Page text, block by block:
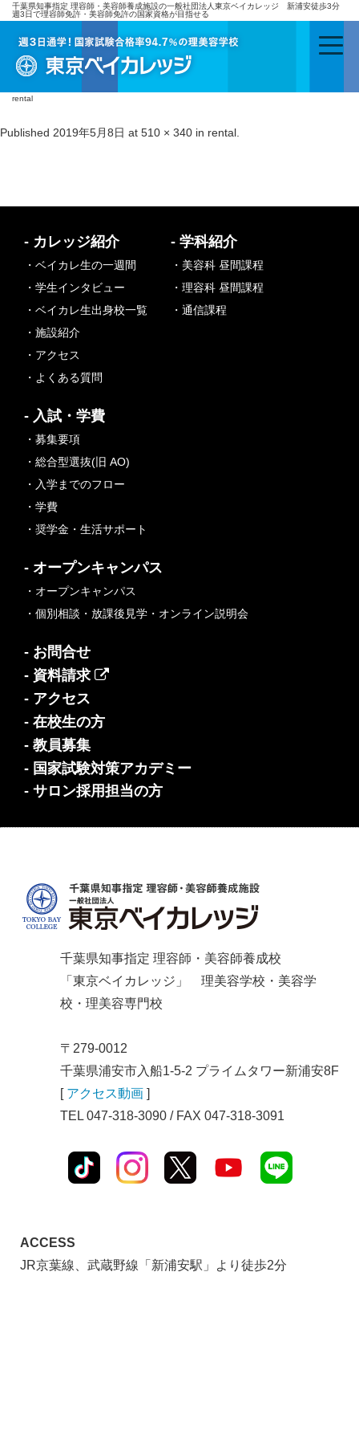
千葉県知事指定 理容師・美容師養成施設の一般社団法人東京ベイカレッジ 新浦安徒歩3分
週3日で理容師免許・美容師免許の国家資格が目指せる
rental
Published 2019年5月8日 at 510 × 340 in rental
- カレッジ紹介
・ベイカレ生の一週間
・学生インタビュー
・ベイカレ生出身校一覧
・施設紹介
・アクセス
・よくある質問
- 学科紹介
・美容科 昼間課程
・理容科 昼間課程
・通信課程
- 入試・学費
・募集要項
・総合型選抜(旧 AO)
・入学までのフロー
・学費
・奨学金・生活サポート
- オープンキャンパス
・オープンキャンパス
・個別相談・放課後見学・オンライン説明会
- お問合せ
- 資料請求
- アクセス
- 在校生の方
- 教員募集
- 国家試験対策アカデミー
- サロン採用担当の方
千葉県知事指定 理容師・美容師養成校
「東京ベイカレッジ」 理美容学校・美容学
校・理美容専門校
〒279-0012
千葉県浦安市入船1-5-2 プライムタワー新浦安8F
[ アクセス動画 ]
TEL 047-318-3090 / FAX 047-318-3091
ACCESS
JR京葉線、武蔵野線「新浦安駅」より徒歩2分